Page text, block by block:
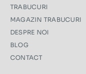
TRABUCURI
MAGAZIN TRABUCURI
DESPRE NOI
BLOG
CONTACT